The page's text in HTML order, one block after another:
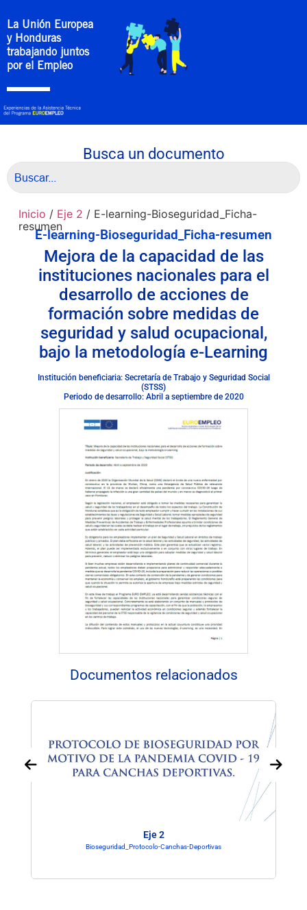
La Unión Europea
y Honduras
trabajando juntos
por el Empleo
Busca un documento
Inicio / Eje 2 / E-learning-Bioseguridad_Ficha-
resumen
E-learning-Bioseguridad_Ficha-resumen
Mejora de la capacidad de las
instituciones nacionales para el
desarrollo de acciones de
formación sobre medidas de
seguridad y salud ocupacional,
bajo la metodología e-Learning
Institución beneficiaria: Secretaría de Trabajo y Seguridad Social
(STSS)
Periodo de desarrollo: Abril a septiembre de 2020
Documentos relacionados
Eje 2
Bioseguridad_Protocolo-Canchas-Deportivas